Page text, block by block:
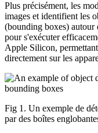
Plus précisément, les
images et identifient les
(bounding boxes) autour
pour s'exécuter
Apple Silicon,
directement sur les
Fig 1. Un exemple de
par des boîtes